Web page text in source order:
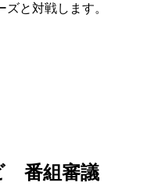
と対戦します。
番組審議